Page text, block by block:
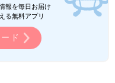
報を毎日お届け
る無料アプリ
ド